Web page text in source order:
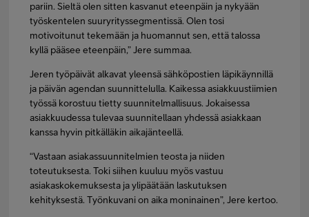
pariin. Sieltä olen sitten kasvanut eteenpäin ja nykyään
työskentelen suuryrityssegmentissä. Olen tosi
motivoitunut tekemään ja huomannut sen, että talossa
kyllä pääsee eteenpäin,” Jere summaa.
Jeren työpäivät alkavat yleensä sähköpostien läpikäynnillä
ja päivän agendan suunnittelulla. Kaikessa asiakkuustiimien
työssä korostuu tietty suunnitelmallisuus. Jokaisessa
asiakkuudessa tulevaa suunnitellaan yhdessä asiakkaan
kanssa hyvin pitkälläkin aikajänteellä.
“Vastaan asiakassuunnitelmien teosta ja niiden
toteutuksesta. Toki siihen kuuluu myös vastuu
asiakaskokemuksesta ja ylipäätään laskutuksen
kehityksestä. Työnkuvani on aika moninainen”, Jere kertoo.